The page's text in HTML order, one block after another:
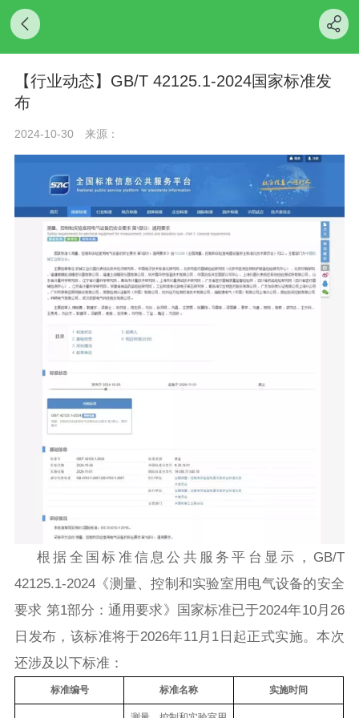
【行业动态】GB/T 42125.1-2024国家标准发
布
2024-10-30 来源：
根据全国标准信息公共服务平台显示，GB/T
42125.1-2024《测量、控制和实验室用电气设备的安全
要求 第1部分：通用要求》国家标准已于2024年10月26
日发布，该标准将于2026年11月1日起正式实施。本次
还涉及以下标准：
标准编号 标准名称 实施时间